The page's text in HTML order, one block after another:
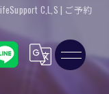
C,L,S | ご予約